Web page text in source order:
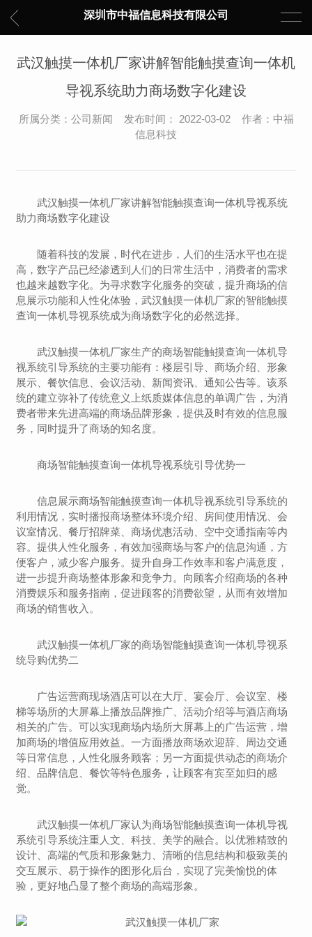
深圳市中福信息科技有限公司
武汉触摸一体机厂家讲解智能触摸查询一体机
导视系统助力商场数字化建设
所属分类：公司新闻 发布时间： 2022-03-02 作者：中福
信息科技
武汉触摸一体机厂家讲解智能触摸查询一体机导视系统
助力商场数字化建设
随着科技的发展，时代在进步，人们的生活水平也在提
高，数字产品已经渗透到人们的日常生活中，消费者的需求
也越来越数字化。为寻求数字化服务的突破，提升商场的信
息展示功能和人性化体验，武汉触摸一体机厂家的智能触摸
查询一体机导视系统成为商场数字化的必然选择。
武汉触摸一体机厂家生产的商场智能触摸查询一体机导
视系统引导系统的主要功能有：楼层引导、商场介绍、形象
展示、餐饮信息、会议活动、新闻资讯、通知公告等。该系
统的建立弥补了传统意义上纸质媒体信息的单调广告，为消
费者带来先进高端的商场品牌形象，提供及时有效的信息服
务，同时提升了商场的知名度。
商场智能触摸查询一体机导视系统引导优势一
信息展示商场智能触摸查询一体机导视系统引导系统的
利用情况，实时播报商场整体环境介绍、房间使用情况、会
议室情况、餐厅招牌菜、商场优惠活动、空中交通指南等内
容。提供人性化服务，有效加强商场与客户的信息沟通，方
便客户，减少客户服务。提升自身工作效率和客户满意度，
进一步提升商场整体形象和竞争力。向顾客介绍商场的各种
消费娱乐和服务指南，促进顾客的消费欲望，从而有效增加
商场的销售收入。
武汉触摸一体机厂家的商场智能触摸查询一体机导视系
统导购优势二
广告运营商现场酒店可以在大厅、宴会厅、会议室、楼
梯等场所的大屏幕上播放品牌推广、活动介绍等与酒店商场
相关的广告。可以实现商场内场所大屏幕上的广告运营，增
加商场的增值应用效益。一方面播放商场欢迎辞、周边交通
等日常信息，人性化服务顾客；另一方面提供动态的商场介
绍、品牌信息、餐饮等特色服务，让顾客有宾至如归的感
觉。
武汉触摸一体机厂家认为商场智能触摸查询一体机导视
系统引导系统注重人文、科技、美学的融合。以优雅精致的
设计、高端的气质和形象魅力、清晰的信息结构和极致美的
交互展示、易于操作的图形化后台，实现了完美愉悦的体
验，更好地凸显了整个商场的高端形象。